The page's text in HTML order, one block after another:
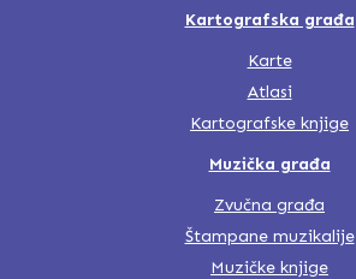
Kartografska građa
Karte
Atlasi
Kartografske knjige
Muzička građa
Zvučna građa
Štampane muzikalije
Muzičke knjige